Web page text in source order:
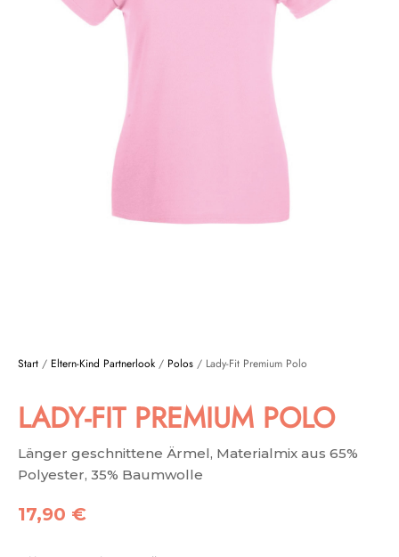
Start / Eltern-Kind Partnerlook / Polos / Lady-Fit Premium Polo
LADY-FIT PREMIUM POLO
Länger geschnittene Ärmel, Materialmix aus 65%
Polyester, 35% Baumwolle
17,90 €